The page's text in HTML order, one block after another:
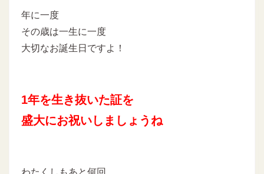
年に一度
その歳は一生に一度
大切なお誕生日ですよ！
1年を生き抜いた証を
盛大にお祝いしましょうね
わたくしもあと何回